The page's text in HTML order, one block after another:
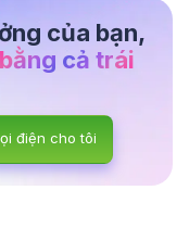
của bạn,
bằng cả trái
điện cho tôi